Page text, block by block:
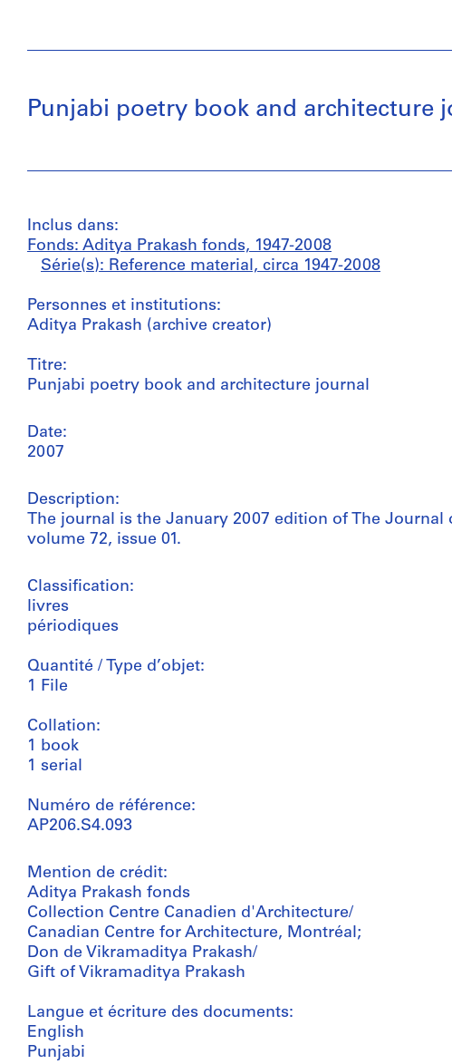
Punjabi poetry book and architecture
Inclus dans:
Fonds: Aditya Prakash fonds, 1947-2008
Série(s): Reference material, circa 1947-2008
Personnes et institutions:
Aditya Prakash (archive creator)
Titre:
Punjabi poetry book and architecture journal
Date:
2007
Description:
The journal is the January 2007 edition of The Journal
volume 72, issue 01.
Classification:
livres
périodiques
Quantité / Type d’objet:
1 File
Collation:
1 book
1 serial
Numéro de référence:
AP206.S4.093
Mention de crédit:
Aditya Prakash fonds
Collection Centre Canadien d'Architecture/
Canadian Centre for Architecture, Montréal;
Don de Vikramaditya Prakash/
Gift of Vikramaditya Prakash
Langue et écriture des documents:
English
Punjabi